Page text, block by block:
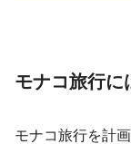
モナコ旅行に
モナコ旅行を計